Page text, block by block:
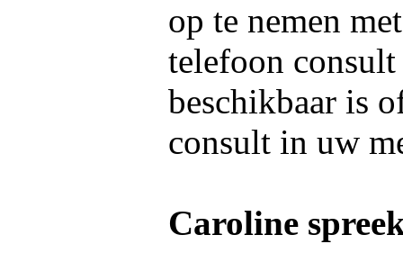
op te nemen
telefoon
beschikbaar is
consult in uw
Caroline